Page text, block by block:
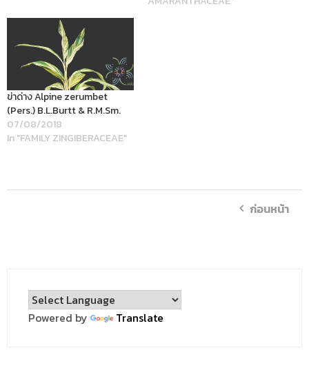
ข่าด่าง Alpine zerumbet
(Pers.) B.L.Burtt & R.M.Sm.
07/08/2018
In "FAMILY ZINGIBERACEAE"
ก่อนหน้า
Powered by Translate